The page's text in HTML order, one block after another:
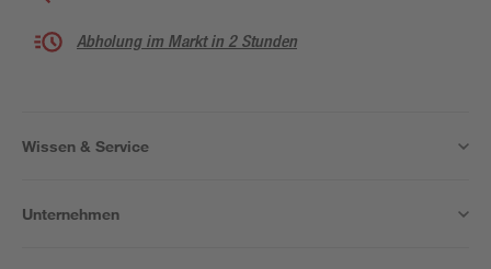
Abholung im Markt in 2 Stunden
Wissen & Service
Unternehmen